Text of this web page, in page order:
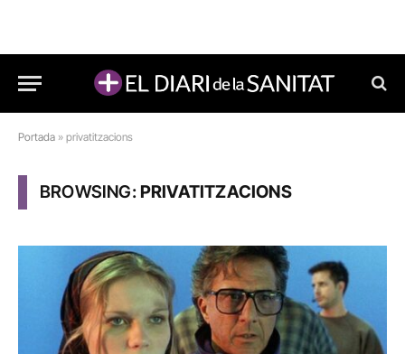
Portada » privatitzacions
BROWSING:PRIVATITZACIONS